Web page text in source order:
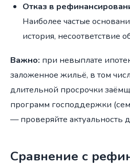
Отказ в
Наиболее частые
история, несоответствие
Важно: при невыплате
заложенное жильё, в том
длительной просрочки
программ господдержки
— проверяйте актуальность
Сравнение с